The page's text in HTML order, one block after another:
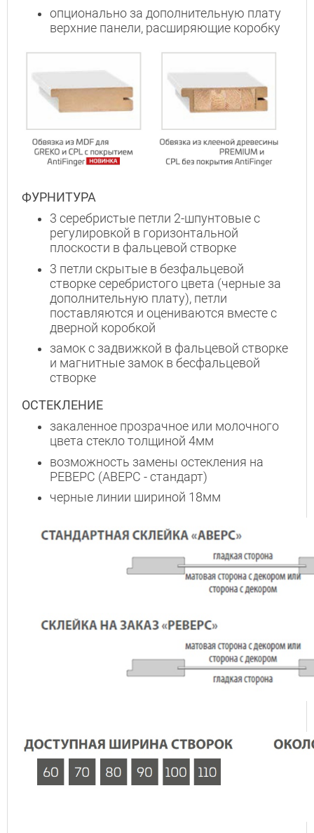
опционально за дополнительную плату
верхние панели, расширяющие коробку
ФУРНИТУРА
3 серебристые петли 2-шпунтовые с
регулировкой в горизонтальной
плоскости в фальцевой створке
3 петли скрытые в безфальцевой
створке серебристого цвета (черные за
дополнительную плату), петли
поставляются и оцениваются вместе с
дверной коробкой
замок с задвижкой в фальцевой створке
и магнитные замок в бесфальцевой
створке
ОСТЕКЛЕНИЕ
закаленное прозрачное или молочного
цвета стекло толщиной 4мм
возможность замены остекления на
РЕВЕРС (АВЕРС - стандарт)
черные линии шириной 18мм
mājai
dzīvoklim